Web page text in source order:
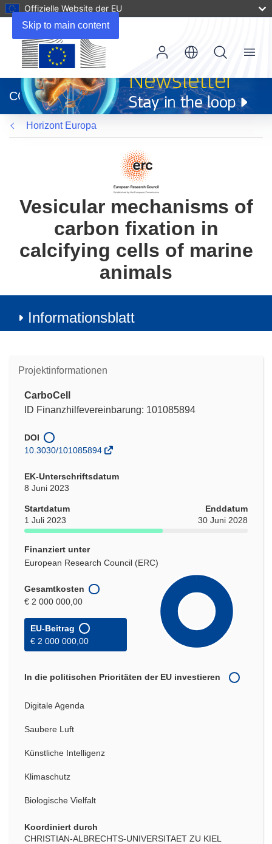
Skip to main content
Offizielle Website der EU
neuem
Fenster)
CORDIS
Menu
Horizont Europa
Vesicular mechanisms of
carbon fixation in
calcifying cells of marine
animals
Informationsblatt
Projektinformationen
CarboCell
ID Finanzhilfevereinbarung: 101085894
DOI
10.3030/101085894
EK-Unterschriftsdatum
8 Juni 2023
Startdatum
1 Juli 2023
Enddatum
30 Juni 2028
Finanziert unter
European Research Council (ERC)
Gesamtkosten
€ 2 000 000,00
EU-Beitrag
€ 2 000 000,00
In die politischen Prioritäten der EU investieren
Digitale Agenda
Saubere Luft
Künstliche Intelligenz
Klimaschutz
Biologische Vielfalt
Koordiniert durch
CHRISTIAN-ALBRECHTS-UNIVERSITAET ZU KIEL